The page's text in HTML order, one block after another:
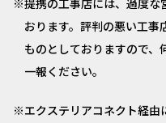
提携の工事店には、過度な
おります。評判の悪い工事
ものとしておりますので
一報ください。
エクステリアコネクト経